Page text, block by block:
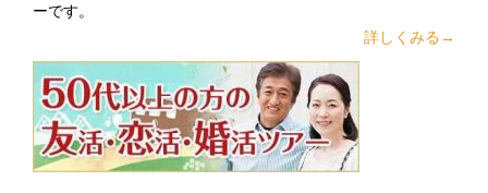
ーです。
詳しくみる→